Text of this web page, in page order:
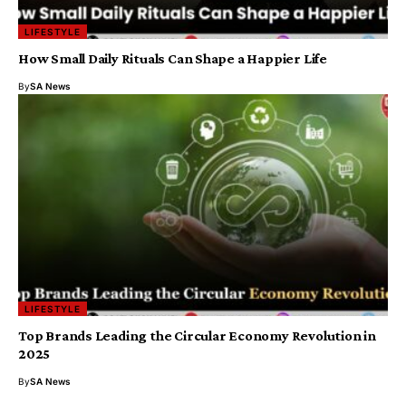
LIFESTYLE
How Small Daily Rituals Can Shape a Happier Life
BySA News
LIFESTYLE
Top Brands Leading the Circular Economy Revolution in
2025
BySA News